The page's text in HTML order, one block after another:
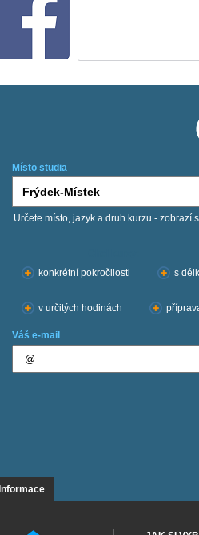
Místo studia
Určete místo, jazyk a druh kurzu - zobrazí
konkrétní pokročilosti
s
v určitých hodinách
Váš e-mail
Informace